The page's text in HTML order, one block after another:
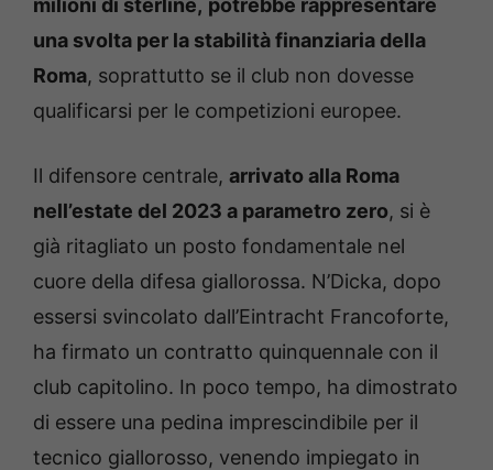
una svolta per la stabilità finanziaria della
Roma, soprattutto se il club non dovesse
qualificarsi per le competizioni europee.
Il difensore centrale, arrivato alla Roma
nell’estate del 2023 a parametro zero, si è
già ritagliato un posto fondamentale nel
cuore della difesa giallorossa. N’Dicka, dopo
essersi svincolato dall’Eintracht Francoforte,
ha firmato un contratto quinquennale con il
club capitolino. In poco tempo, ha dimostrato
di essere una pedina imprescindibile per il
tecnico giallorosso, venendo impiegato in